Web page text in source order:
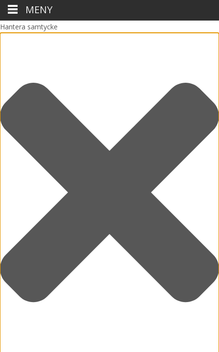
Hantera samtycke
MENY